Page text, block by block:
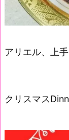
アリエル、上
クリスマス